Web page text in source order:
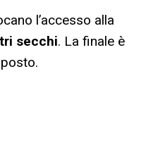
l’accesso alla
secchi. La finale è